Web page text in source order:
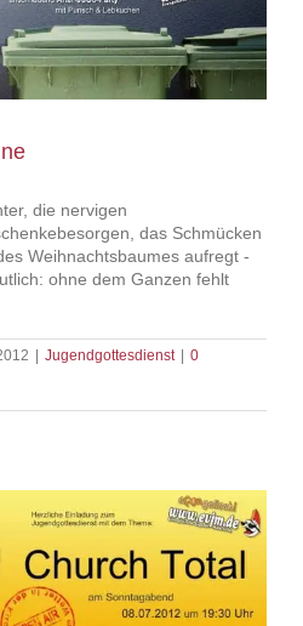
die nervigen
das Schmücken
Weihnachtsbaumes aufregt -
ohne dem Ganzen fehlt
| Jugendgottesdienst | 0